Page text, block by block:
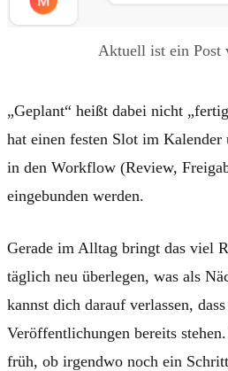
Aktuell ist ein Post
„Geplant“ heißt dabei nicht
hat einen festen Slot im Kalender
in den Workflow (Review,
eingebunden werden.
Gerade im Alltag bringt das viel
täglich neu überlegen, was als
kannst dich darauf verlassen,
Veröffentlichungen bereits
früh, ob irgendwo noch ein